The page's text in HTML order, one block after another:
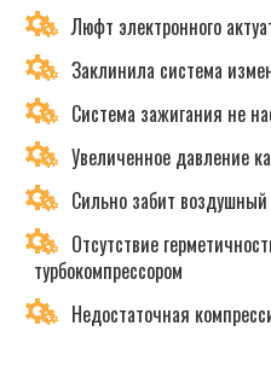
Люфт электронного
Заклинила система
Система зажигания не
Увеличенное давление
Сильно забит
Отсутствие
турбокомпрессором
Недостаточная